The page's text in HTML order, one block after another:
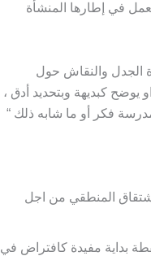
تعمل في إطارها المنشأة
الجدل والنقاش حول
يوضح كبديهة وبتحديد أدق ،
فكر أو ما شابه ذلك “
المنطقي من اجل
بداية مفيدة كافتراض في